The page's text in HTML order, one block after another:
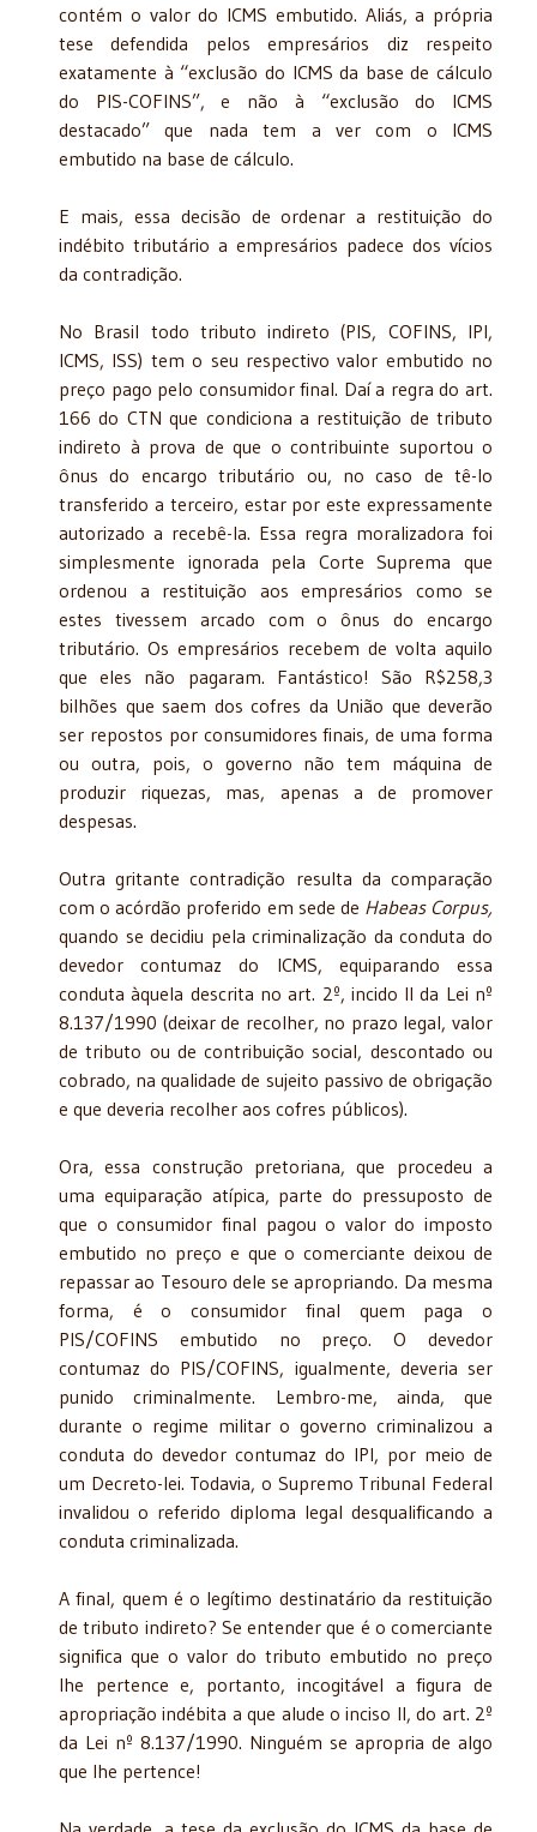
contém o valor do ICMS embutido. Aliás, a própria
tese defendida pelos empresários diz respeito
exatamente à “exclusão do ICMS da base de cálculo
do PIS-COFINS”, e não à “exclusão do ICMS
destacado” que nada tem a ver com o ICMS
embutido na base de cálculo.
E mais, essa decisão de ordenar a restituição do
indébito tributário a empresários padece dos vícios
da contradição.
No Brasil todo tributo indireto (PIS, COFINS, IPI,
ICMS, ISS) tem o seu respectivo valor embutido no
preço pago pelo consumidor final. Daí a regra do art.
166 do CTN que condiciona a restituição de tributo
indireto à prova de que o contribuinte suportou o
ônus do encargo tributário ou, no caso de tê-lo
transferido a terceiro, estar por este expressamente
autorizado a recebê-la. Essa regra moralizadora foi
simplesmente ignorada pela Corte Suprema que
ordenou a restituição aos empresários como se
estes tivessem arcado com o ônus do encargo
tributário. Os empresários recebem de volta aquilo
que eles não pagaram. Fantástico! São R$258,3
bilhões que saem dos cofres da União que deverão
ser repostos por consumidores finais, de uma forma
ou outra, pois, o governo não tem máquina de
produzir riquezas, mas, apenas a de promover
despesas.
Outra gritante contradição resulta da comparação
com o acórdão proferido em sede de Habeas Corpus,
quando se decidiu pela criminalização da conduta do
devedor contumaz do ICMS, equiparando essa
conduta àquela descrita no art. 2º, incido II da Lei nº
8.137/1990 (deixar de recolher, no prazo legal, valor
de tributo ou de contribuição social, descontado ou
cobrado, na qualidade de sujeito passivo de obrigação
e que deveria recolher aos cofres públicos).
Ora, essa construção pretoriana, que procedeu a
uma equiparação atípica, parte do pressuposto de
que o consumidor final pagou o valor do imposto
embutido no preço e que o comerciante deixou de
repassar ao Tesouro dele se apropriando. Da mesma
forma, é o consumidor final quem paga o
PIS/COFINS embutido no preço. O devedor
contumaz do PIS/COFINS, igualmente, deveria ser
punido criminalmente. Lembro-me, ainda, que
durante o regime militar o governo criminalizou a
conduta do devedor contumaz do IPI, por meio de
um Decreto-lei. Todavia, o Supremo Tribunal Federal
invalidou o referido diploma legal desqualificando a
conduta criminalizada.
A final, quem é o legítimo destinatário da restituição
de tributo indireto? Se entender que é o comerciante
significa que o valor do tributo embutido no preço
lhe pertence e, portanto, incogitável a figura de
apropriação indébita a que alude o inciso II, do art. 2º
da Lei nº 8.137/1990. Ninguém se apropria de algo
que lhe pertence!